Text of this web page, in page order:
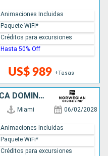
US$ 989 +Tasas
Animaciones Incluidas
Paquete WiFi*
Créditos para excursiones
Hasta 50% Off
ESTADOS UNIDOS, REPÚBLICA DOMINICANA, BAHAMAS
Miami 06/02/2028
Animaciones Incluidas
Paquete WiFi*
Créditos para excursiones